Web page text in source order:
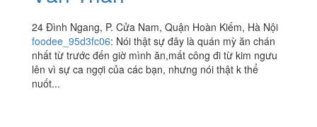
24 Đình Ngang, P. Cửa Nam, Quận Hoàn Kiếm, Hà Nội
foodee_95d3fc06: Nói thật sự đây là quán mỳ ăn chán
nhất từ trước đến giờ mình ăn,mất công đi từ kim ngưu
lên vì sự ca ngợi của các bạn, nhưng nói thật k thể
nuốt...